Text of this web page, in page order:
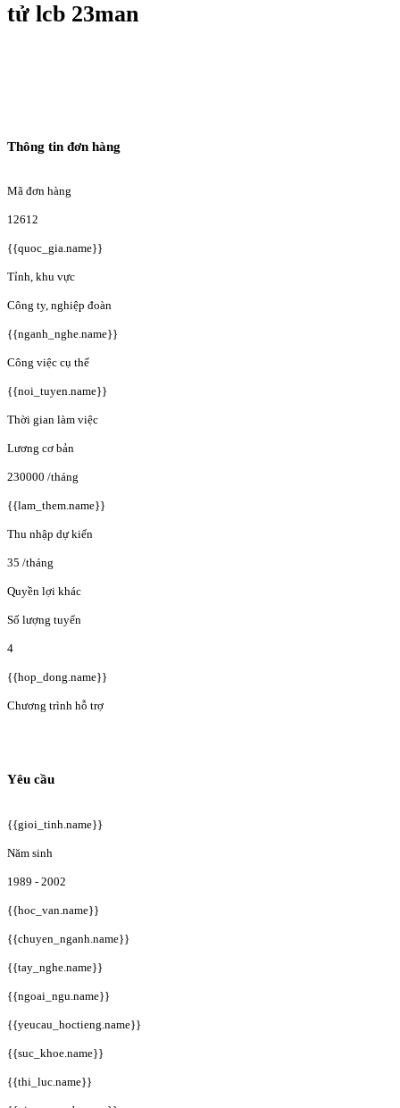
tử lcb 23man
Thông tin đơn hàng
Mã đơn hàng
12612
{{quoc_gia.name}}
Tỉnh, khu vực
Công ty, nghiệp đoàn
{{nganh_nghe.name}}
Công việc cụ thể
{{noi_tuyen.name}}
Thời gian làm việc
Lương cơ bản
230000 /tháng
{{lam_them.name}}
Thu nhập dự kiến
35 /tháng
Quyền lợi khác
Số lượng tuyển
4
{{hop_dong.name}}
Chương trình hỗ trợ
Yêu cầu
{{gioi_tinh.name}}
Năm sinh
1989 - 2002
{{hoc_van.name}}
{{chuyen_nganh.name}}
{{tay_nghe.name}}
{{ngoai_ngu.name}}
{{yeucau_hoctieng.name}}
{{suc_khoe.name}}
{{thi_luc.name}}